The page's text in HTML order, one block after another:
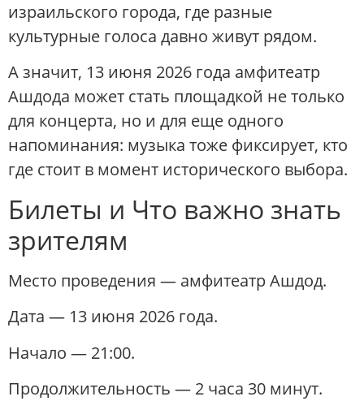
израильского города, где разные
культурные голоса давно живут рядом.
А значит, 13 июня 2026 года амфитеатр
Ашдода может стать площадкой не только
для концерта, но и для еще одного
напоминания: музыка тоже фиксирует, кто
где стоит в момент исторического выбора.
Билеты и Что важно знать
зрителям
Место проведения — амфитеатр Ашдод.
Дата — 13 июня 2026 года.
Начало — 21:00.
Продолжительность — 2 часа 30 минут.